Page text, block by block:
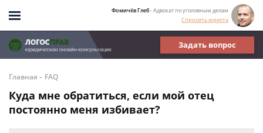
Фомичёв Глеб- Адвокат по уголовным делам
Спросить юриста
Задать вопрос
Главная - FAQ
Куда мне обратиться, если мой отец
постоянно меня избивает?